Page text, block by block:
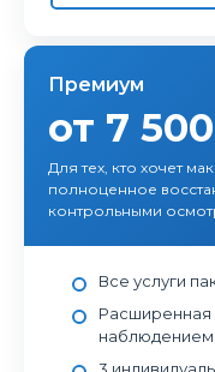
Премиум
от 7 500
Для тех, кто хочет
полноценное
контрольными
Все услуги
Расширенная
наблюдением